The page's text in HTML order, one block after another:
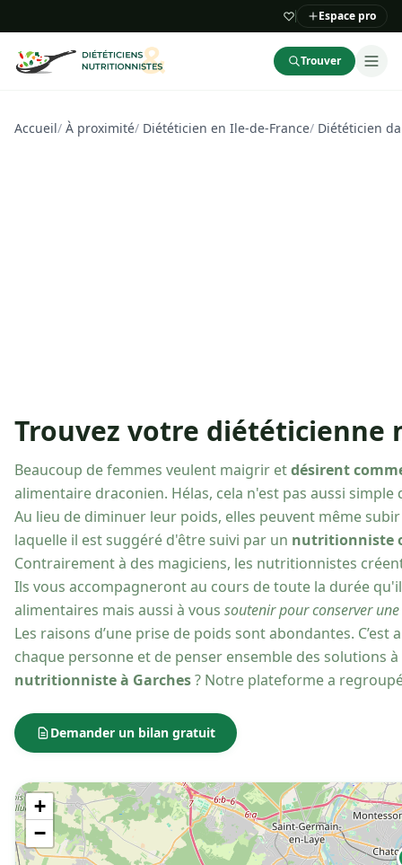
Espace pro
Trouver
Accueil/ À proximité/ Diététicien en Ile-de-France/ Diététicien
Trouvez votre diététicienne
Beaucoup de femmes veulent maigrir etdésirent
alimentaire draconien. Hélas, cela n'est pas aussi simple
Au lieu de diminuer leur poids, elles peuvent même
laquelle il est suggéré d'être suivi par un nutritionniste
Contrairement à des magiciens, les nutritionnistes
Ils vous accompagneront au cours de toute la durée
alimentaires mais aussi à vous soutenir pour conserver
Les raisons d’une prise de poids sont abondantes.
chaque personne et de penser ensemble des solutions
nutritionniste à Garches? Notre plateforme a
Demander un bilan gratuit
+
−